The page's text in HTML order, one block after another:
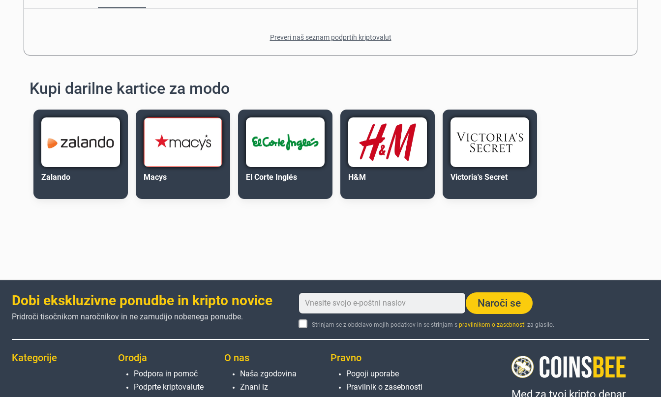
Preveri naš seznam podprtih kriptovalut
Kupi darilne kartice za modo
Zalando Macys El Corte Inglés H&M Victoria's Secret
Dobi ekskluzivne ponudbe in kripto novice
Pridroči tisočnikom naročnikov in ne zamudijo nobenega ponudbe.
Naroči se
Strinjam se z obdelavo mojih podatkov in se strinjam s pravilnikom o zasebnosti za glasilo.
Kategorije Orodja
Podpora in pomoč
Podprte kriptovalute
O nas
Naša zgodovina
Znani iz
Pravno
Pogoji uporabe
Pravilnik o zasebnosti
Med za tvoj kripto denar